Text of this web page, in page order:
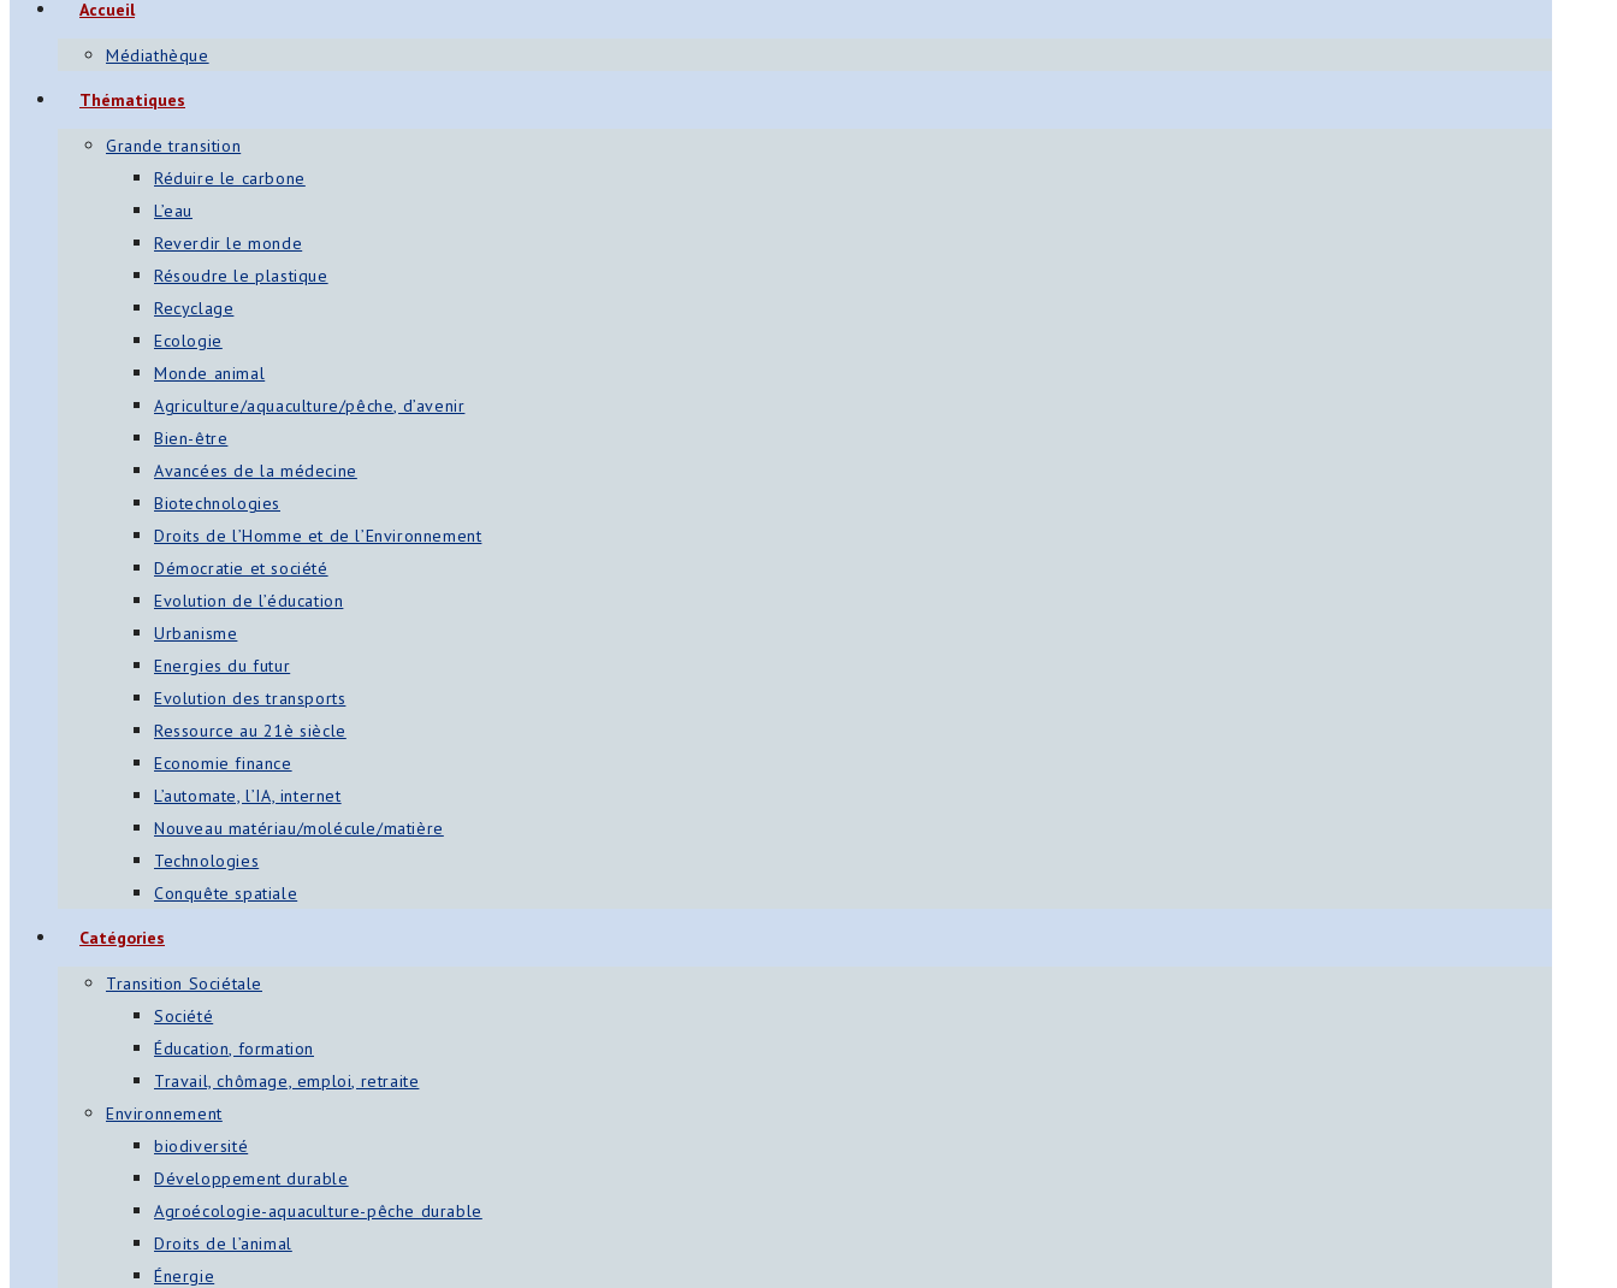
Accueil
Médiathèque
Thématiques
Grande transition
Réduire le carbone
L’eau
Reverdir le monde
Résoudre le plastique
Recyclage
Ecologie
Monde animal
Agriculture/aquaculture/pêche, d’avenir
Bien-être
Avancées de la médecine
Biotechnologies
Droits de l’Homme et de l’Environnement
Démocratie et société
Evolution de l’éducation
Urbanisme
Energies du futur
Evolution des transports
Ressource au 21è siècle
Economie finance
L’automate, l’IA, internet
Nouveau matériau/molécule/matière
Technologies
Conquête spatiale
Catégories
Transition Sociétale
Société
Éducation, formation
Travail, chômage, emploi, retraite
Environnement
biodiversité
Développement durable
Agroécologie-aquaculture-pêche durable
Droits de l’animal
Énergie